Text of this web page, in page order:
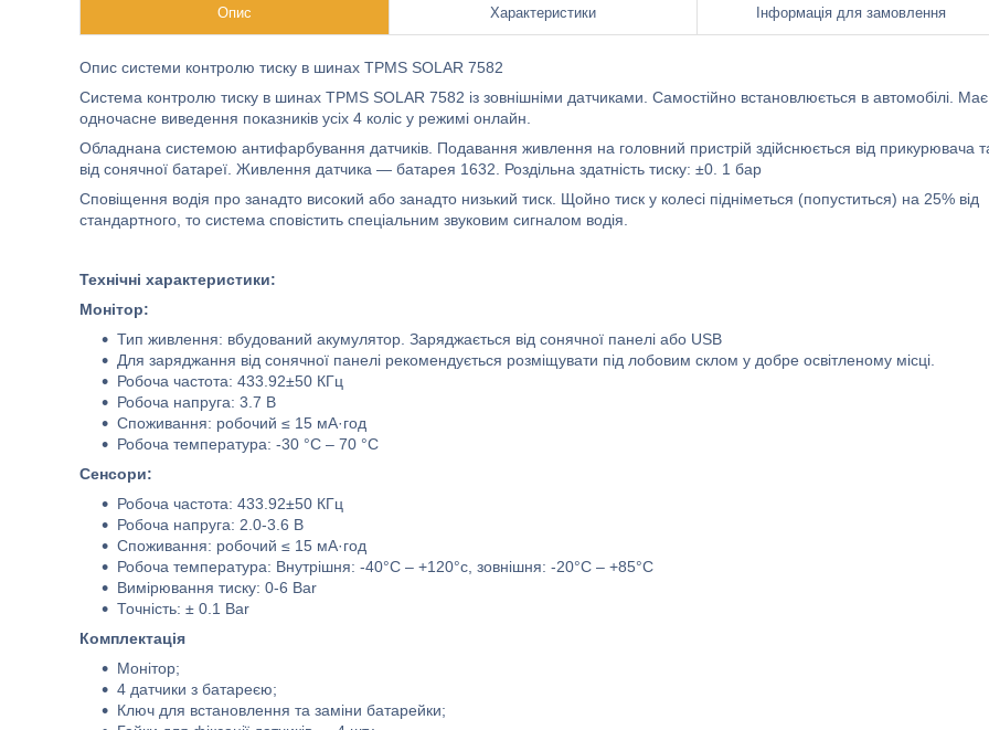
Опис Характеристики Інформація для замовлення
Опис системи контролю тиску в шинах TPMS SOLAR 7582
Система контролю тиску в шинах TPMS SOLAR 7582 із зовнішніми датчиками. Самостійно встановлюється в автомобілі. Має
одночасне виведення показників усіх 4 коліс у режимі онлайн.
Обладнана системою антифарбування датчиків. Подавання живлення на головний пристрій здійснюється від прикурювача
від сонячної батареї. Живлення датчика — батарея 1632. Роздільна здатність тиску: ±0. 1 бар
Сповіщення водія про занадто високий або занадто низький тиск. Щойно тиск у колесі підніметься (попуститься) на 25% від
стандартного, то система сповістить спеціальним звуковим сигналом водія.
Технічні характеристики:
Монітор:
Тип живлення: вбудований акумулятор. Заряджається від сонячної панелі або USB
Для заряджання від сонячної панелі рекомендується розміщувати під лобовим склом у добре освітленому місці.
Робоча частота: 433.92±50 КГц
Робоча напруга: 3.7 В
Споживання: робочий ≤ 15 мА·год
Робоча температура: -30 °C – 70 °C
Сенсори:
Робоча частота: 433.92±50 КГц
Робоча напруга: 2.0-3.6 В
Споживання: робочий ≤ 15 мА·год
Робоча температура: Внутрішня: -40°C – +120°с, зовнішня: -20°C – +85°C
Вимірювання тиску: 0-6 Bar
Точність: ± 0.1 Bar
Комплектація
Монітор;
4 датчики з батареєю;
Ключ для встановлення та заміни батарейки;